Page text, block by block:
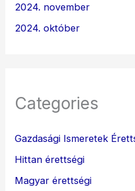
2024. november
2024. október
Categories
Gazdasági Ismeretek
Hittan érettségi
Magyar érettségi